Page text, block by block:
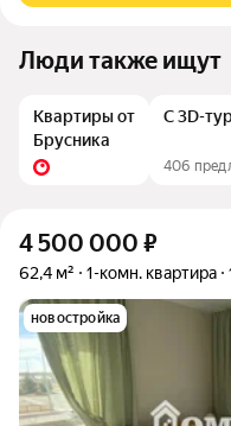
Люди также ищут
Квартиры от
Брусника
С 3D-
406
4 500 000 ₽
62,4 м² 1-комн. квартира
новостройка